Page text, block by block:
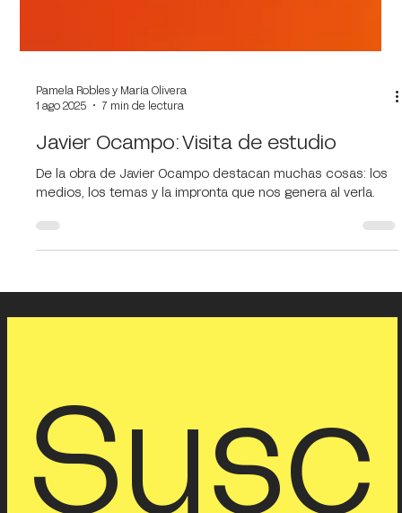
1 ago 2025
7 min de lectura
Javier Ocampo: Visita de estudio
medios, los temas y la impronta que nos genera al verla.